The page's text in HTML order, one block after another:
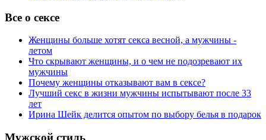
Все о сексе
Женщины больше хотят секса весной, а мужчины -
летом
Что скрывают женщины, и о чем не подозревают их
мужчины
Почему женщины отказывают вам в сексе?
Лучший секс в жизни мужчины испытывают после 33
лет
Ирина Шейк делится опытом по выбору белья в подарок
Мужской стиль